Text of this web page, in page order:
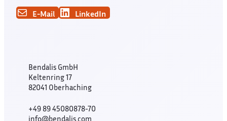
E-Mail LinkedIn
Bendalis GmbH
Keltenring 17
82041 Oberhaching
+49 89 45080878-70
info@bendalis.com